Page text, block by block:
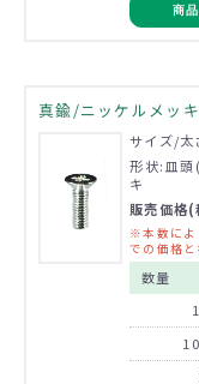
商
真鍮/ニッケルメッ
サイズ/太
形状:皿
キ
販売価格
※本数によ
での価格と
数量